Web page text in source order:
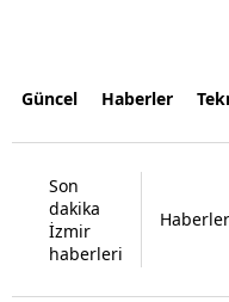
Güncel Haberler
Son
dakika
İzmir
haberleri
Haberler